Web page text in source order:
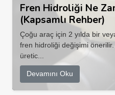
Fren Hidroliği Ne
(Kapsamlı Rehber)
Çoğu araç için 2 yılda bir
fren hidroliği değişimi
üretic...
Devamını Oku